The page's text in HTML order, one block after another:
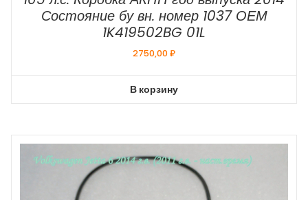
Состояние бу вн. номер 1037 ОЕМ
1K419502BG 01L
2750,00₽
В корзину